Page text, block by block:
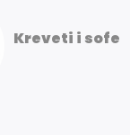
Kreveti i sofe